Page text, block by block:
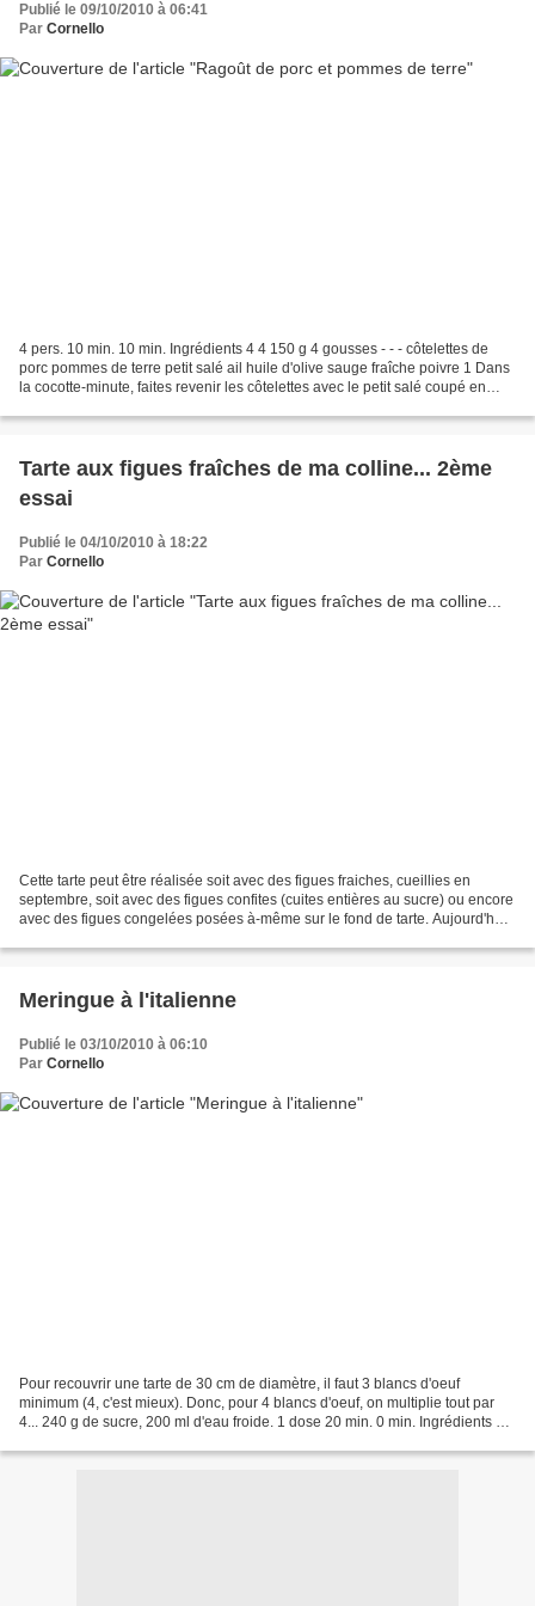
Publié le 09/10/2010 à 06:41
Par Cornello
4 pers. 10 min. 10 min. Ingrédients 4 4 150 g 4 gousses - - - côtelettes de
porc pommes de terre petit salé ail huile d'olive sauge fraîche poivre 1 Dans
la cocotte-minute, faites revenir les côtelettes avec le petit salé coupé en
Tarte aux figues fraîches de ma colline... 2ème
essai
Publié le 04/10/2010 à 18:22
Par Cornello
Cette tarte peut être réalisée soit avec des figues fraiches, cueillies en
septembre, soit avec des figues confites (cuites entières au sucre) ou encore
avec des figues congelées posées à-même sur le fond de tarte. Aujourd'hui,
Meringue à l'italienne
Publié le 03/10/2010 à 06:10
Par Cornello
Pour recouvrir une tarte de 30 cm de diamètre, il faut 3 blancs d'oeuf
minimum (4, c'est mieux). Donc, pour 4 blancs d'oeuf, on multiplie tout par
4... 240 g de sucre, 200 ml d'eau froide. 1 dose 20 min. 0 min. Ingrédients 1